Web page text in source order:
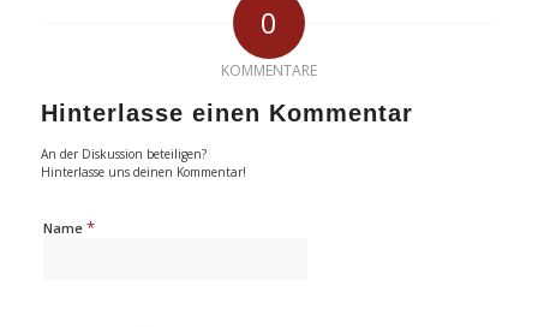
0
KOMMENTARE
Hinterlasse einen Kommentar
An der Diskussion beteiligen?
Hinterlasse uns deinen Kommentar!
Name *